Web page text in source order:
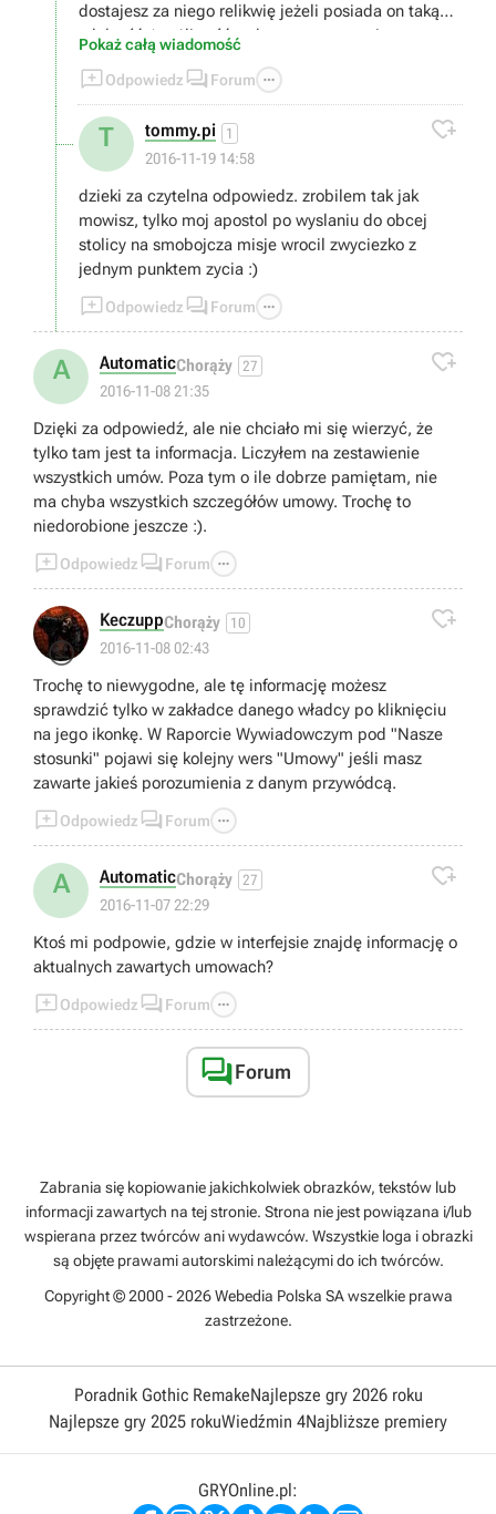
dostajesz za niego relikwię jeżeli posiada on taką
zdolność (możliwość wyboru przy awansie
jednostki). Jeżeli pokonasz swoją jednostką inna
teologiczną postać to w okolicy Twoja religia
zyskuje a religia przeciwnika spada. Jak przegrasz
to odwrotnie. ;)
Pokaż całą wiadomość
Odpowiedz  Forum 
T tommy.pi 1
2016-11-19 14:58

dzieki za czytelna odpowiedz. zrobilem tak jak
mowisz, tylko moj apostol po wyslaniu do obcej
stolicy na smobojcza misje wrocil zwyciezko z
jednym punktem zycia :)
Odpowiedz  Forum 
A AutomaticChorąży 27
2016-11-08 21:35

Dzięki za odpowiedź, ale nie chciało mi się wierzyć, że
tylko tam jest ta informacja. Liczyłem na zestawienie
wszystkich umów. Poza tym o ile dobrze pamiętam, nie
ma chyba wszystkich szczegółów umowy. Trochę to
niedorobione jeszcze :).
Odpowiedz  Forum 
😐
KeczuppChorąży 10
2016-11-08 02:43

Trochę to niewygodne, ale tę informację możesz
sprawdzić tylko w zakładce danego władcy po kliknięciu
na jego ikonkę. W Raporcie Wywiadowczym pod "Nasze
stosunki" pojawi się kolejny wers "Umowy" jeśli masz
zawarte jakieś porozumienia z danym przywódcą.
Odpowiedz  Forum 
A AutomaticChorąży 27
2016-11-07 22:29

Ktoś mi podpowie, gdzie w interfejsie znajdę informację o
aktualnych zawartych umowach?
Odpowiedz  Forum 
Forum
Zabrania się kopiowanie jakichkolwiek obrazków, tekstów lub
informacji zawartych na tej stronie. Strona nie jest powiązana i/lub
wspierana przez twórców ani wydawców. Wszystkie loga i obrazki
są objęte prawami autorskimi należącymi do ich twórców.
Copyright © 2000 - 2026 Webedia Polska SA wszelkie prawa
zastrzeżone.
Poradnik Gothic RemakeNajlepsze gry 2026 roku
Najlepsze gry 2025 rokuWiedźmin 4Najbliższe premiery
GRYOnline.pl: